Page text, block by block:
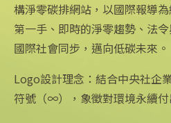
中央社網站
中央通訊社
Focus Taiwan
フォーカス台湾
關注更多
友善連結
Android app
構淨零碳排網站，以國際報導
第一手、即時的淨零趨勢、法
國際社會同步，邁向低碳未來。
Logo設計理念：結合中央社企
符號（∞），象徵對環境永續付